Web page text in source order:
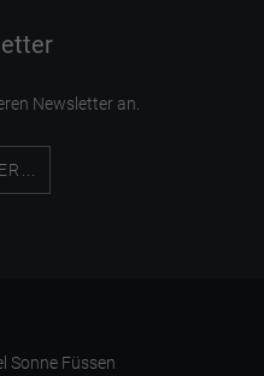
Newsletter an.
Sonne Füssen